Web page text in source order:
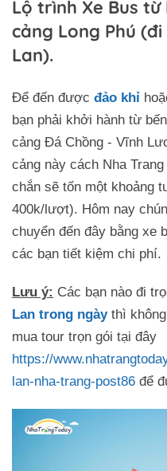
Lộ trình Xe Bus
cảng Long Phú
Lan).
Để đến được đảo khỉ
bạn phải khởi hành từ
cảng Đá Chồng - Vĩnh
cảng này cách Nha
chắn sẽ tốn một khoảng
400k/lượt). Hôm nay
chuyển đến đây bằng xe
các bạn tiết kiệm chi phí.
Lưu ý: Các bạn nào đi
Lan trong ngàythì không
mua tour trọn gói tại đây
https://
lan-nha-trang-post86 để